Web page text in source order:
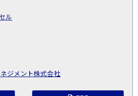
ル
ジメント株式会社